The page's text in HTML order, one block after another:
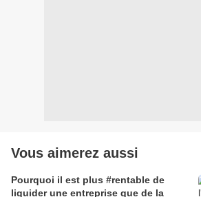
Vous aimerez aussi
Pourquoi il est plus #rentable de
liquider une entreprise que de la